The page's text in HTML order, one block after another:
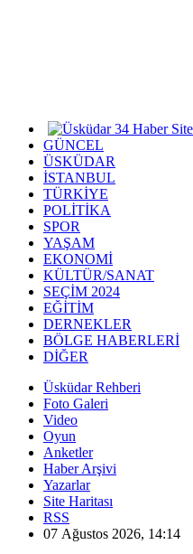
GÜNCEL
ÜSKÜDAR
İSTANBUL
TÜRKİYE
POLİTİKA
SPOR
YAŞAM
EKONOMİ
KÜLTÜR/SANAT
SEÇİM 2024
EĞİTİM
DERNEKLER
BÖLGE HABERLERİ
DİĞER
Üsküdar Rehberi
Foto Galeri
Video
Oyun
Anketler
Haber Arşivi
Yazarlar
Site Haritası
RSS
07 Ağustos 2026, 14:14